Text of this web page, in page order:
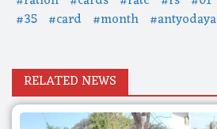
#35 #card #month #antyodaya
RELATED NEWS